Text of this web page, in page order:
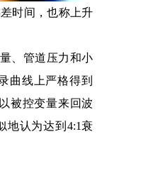
时间，也称上升
、管道压力和小
曲线上严格得到
被控变量来回波
地认为达到4:1衰